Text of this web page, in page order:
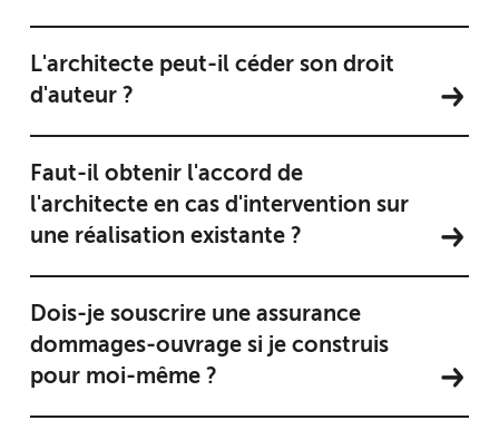
L'architecte peut-il céder son droit
d'auteur ?
Faut-il obtenir l'accord de
l'architecte en cas d'intervention sur
une réalisation existante ?
Dois-je souscrire une assurance
dommages-ouvrage si je construis
pour moi-même ?